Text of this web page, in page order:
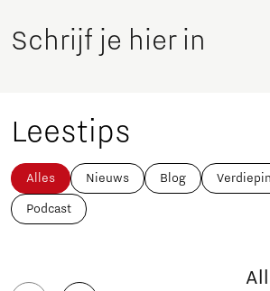
Schrijf je hier in
Leestips
Alles Nieuws Blog
Podcast